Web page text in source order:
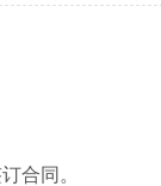
合同。